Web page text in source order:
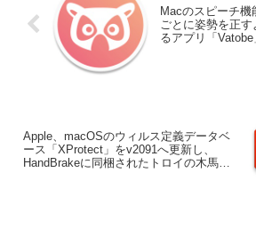
Macのスピーチ機
ごとに姿勢を正
るアプリ「Vatobe
Apple、macOSのウィルス定義データベ
ース「XProtect」をv2091へ更新し、
HandBrakeに同梱されたトロイの木馬